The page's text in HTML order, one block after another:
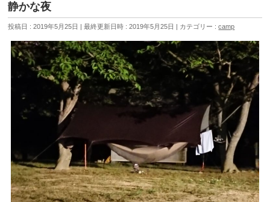
静かな夜
投稿日 : 2019年5月25日 最終更新日時 : 2019年5月25日 カテゴリー :camp